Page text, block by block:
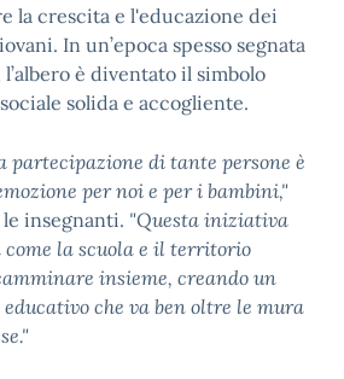
la crescita e l'educazione dei
In un’epoca spesso segnata
è diventato il simbolo
solida e accogliente.
partecipazione di tante persone è
per noi e per i bambini,"
insegnanti. "Questa iniziativa
come la scuola e il territorio
insieme, creando un
che va ben oltre le mura